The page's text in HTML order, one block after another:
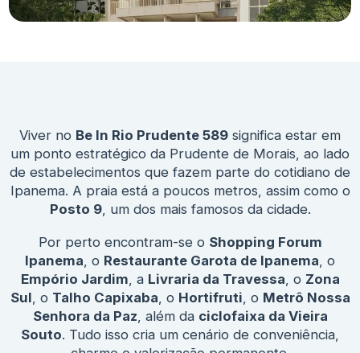
Viver no Be In Rio Prudente 589 significa estar em
um ponto estratégico da Prudente de Morais, ao lado
de estabelecimentos que fazem parte do cotidiano de
Ipanema. A praia está a poucos metros, assim como o
Posto 9, um dos mais famosos da cidade.
Por perto encontram-se o Shopping Forum
Ipanema , o Restaurante Garota de Ipanema , o
Empório Jardim , a Livraria da Travessa , o Zona
Sul , o Talho Capixaba , o Hortifruti , o Metrô Nossa
Senhora da Paz , além da ciclofaixa da Vieira
Souto. Tudo isso cria um cenário de conveniência,